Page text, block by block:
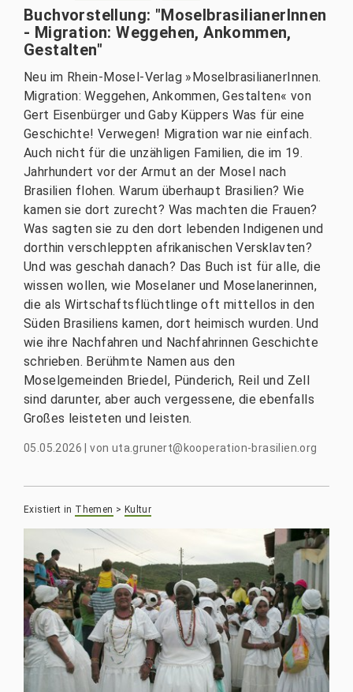
Buchvorstellung: "MoselbrasilianerInnen
- Migration: Weggehen, Ankommen,
Gestalten"
Neu im Rhein-Mosel-Verlag »MoselbrasilianerInnen.
Migration: Weggehen, Ankommen, Gestalten« von
Gert Eisenbürger und Gaby Küppers Was für eine
Geschichte! Verwegen! Migration war nie einfach.
Auch nicht für die unzähligen Familien, die im 19.
Jahrhundert vor der Armut an der Mosel nach
Brasilien flohen. Warum überhaupt Brasilien? Wie
kamen sie dort zurecht? Was machten die Frauen?
Was sagten sie zu den dort lebenden Indigenen und
dorthin verschleppten afrikanischen Versklavten?
Und was geschah danach? Das Buch ist für alle, die
wissen wollen, wie Moselaner und Moselanerinnen,
die als Wirtschaftsflüchtlinge oft mittellos in den
Süden Brasiliens kamen, dort heimisch wurden. Und
wie ihre Nachfahren und Nachfahrinnen Geschichte
schrieben. Berühmte Namen aus den
Moselgemeinden Briedel, Pünderich, Reil und Zell
sind darunter, aber auch vergessene, die ebenfalls
Großes leisteten und leisten.
05.05.2026 |von uta.grunert@kooperation-brasilien.org
Existiert in Themen > Kultur